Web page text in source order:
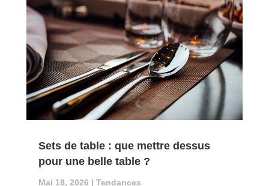
Sets de table : que mettre dessus
pour une belle table ?
Mai 18, 2026 | Tendances